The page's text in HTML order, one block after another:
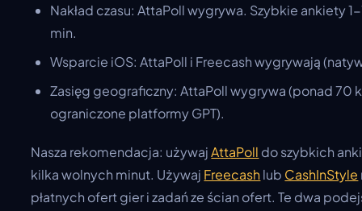
Nakład czasu: AttaPoll wygrywa. Szybkie ankiety
min.
Wsparcie iOS: AttaPoll i Freecash wygrywają
Zasięg geograficzny: AttaPoll wygrywa (ponad 70
ograniczone platformy GPT).
Nasza rekomendacja: używajAttaPoll do szybkich
kilka wolnych minut. Używaj Freecashlub CashInStyle
płatnych ofert gier i zadań ze ścian ofert. Te dwa